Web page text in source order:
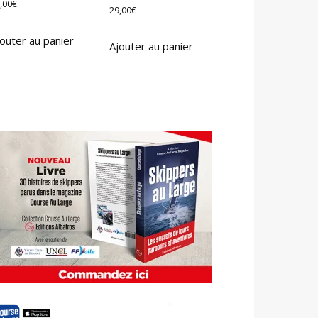
€
au panier
29,00€
Ajouter au panier